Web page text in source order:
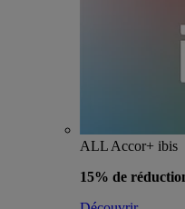
ALL Accor+ ibis
15% de